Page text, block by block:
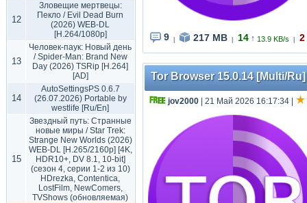
12
Зловещие мертвецы:
Пекло / Evil Dead Burn
(2026) WEB-DL
[H.264/1080p]
13
Человек-паук: Новый день
/ Spider-Man: Brand New
Day (2026) TSRip [H.264]
[AD]
14
AutoSettingsPS 0.6.7
(26.07.2026) Portable by
westlife [Ru/En]
15
Звездный путь: Странные
новые миры / Star Trek:
Strange New Worlds (2026)
WEB-DL [H.265/2160p] [4K,
HDR10+, DV 8.1, 10-bit]
(сезон 4, серии 1-2 из 10)
HDrezka, Contentica,
LostFilm, NewComers,
TVShows (обновляемая)
9 217 MB 14 ↑ 13.9 KB/s 2
Tor Browser 15.0.14 [Multi/Ru]
jov2000 | 21 Май 2026 16:17:34